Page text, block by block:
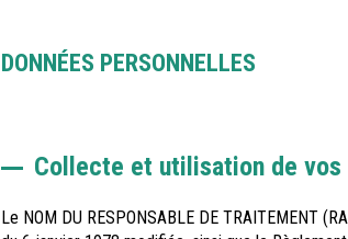
DONNÉES PERSONNELLES
Collecte et utilisation de vos
Le NOM DU RESPONSABLE DE TRAITEMENT